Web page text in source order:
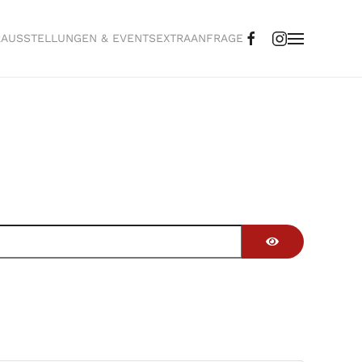
AUSSTELLUNGEN & EVENTSEXTRAANFRAGE